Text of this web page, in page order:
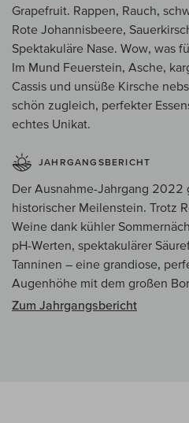
Grapefruit. Rappen, Rauch,
Rote Johannisbeere,
Spektakuläre Nase. Wow, was
Im Mund Feuerstein, Asche,
Cassis und unsüße Kirsche
schön zugleich, perfekter
echtes Unikat.
JAHRGANGSBERICHT
Der Ausnahme-Jahrgang 2022
historischer Meilenstein. Trotz
Weine dank kühler
pH-Werten, spektakulärer
Tanninen – eine grandiose,
Augenhöhe mit dem großen
Zum Jahrgangsbericht